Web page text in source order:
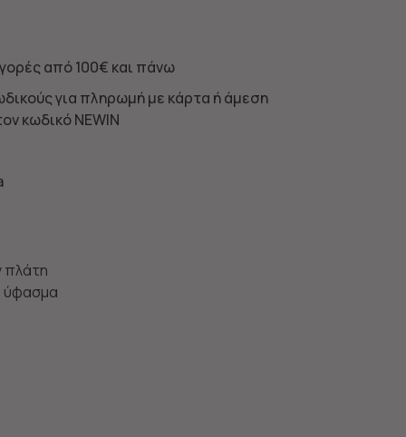
από 100€ και πάνω
για πληρωμή με κάρτα ή άμεση
κωδικό NEWIN
πλάτη
ύφασμα